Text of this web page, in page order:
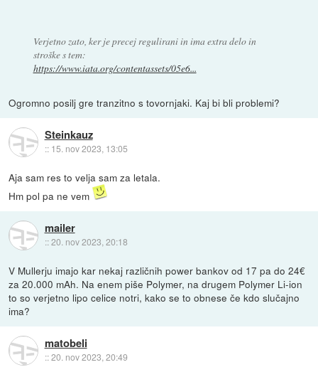
Verjetno zato, ker je precej regulirani in ima extra delo in
stroške s tem:
https://www.iata.org/contentassets/05e6...
Ogromno posilj gre tranzitno s tovornjaki. Kaj bi bli problemi?
Steinkauz
:: 15. nov 2023, 13:05
Aja sam res to velja sam za letala.
Hm pol pa ne vem
mailer
::20. nov 2023, 20:18
V Mullerju imajo kar nekaj različnih power bankov od 17 pa do 24€
za 20.000 mAh. Na enem piše Polymer, na drugem Polymer Li-ion
to so verjetno lipo celice notri, kako se to obnese če kdo slučajno
ima?
matobeli
::20. nov 2023, 20:49